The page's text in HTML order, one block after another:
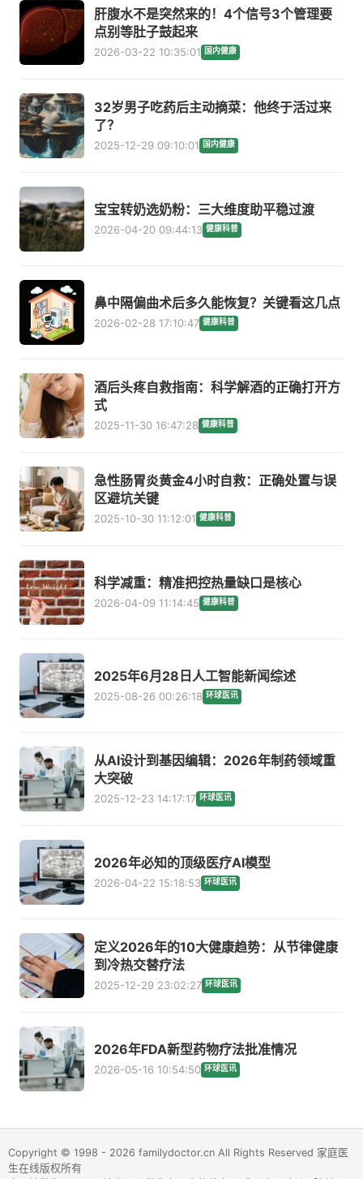
肝腹水不是突然来的！4个信号3个管理要
点别等肚子鼓起来
2026-03-22 10:35:01 国内健康
32岁男子吃药后主动摘菜：他终于活过来
了？
2025-12-29 09:10:01 国内健康
宝宝转奶选奶粉：三大维度助平稳过渡
2026-04-20 09:44:13 健康科普
鼻中隔偏曲术后多久能恢复？关键看这几点
2026-02-28 17:10:47 健康科普
酒后头疼自救指南：科学解酒的正确打开方
式
2025-11-30 16:47:28 健康科普
急性肠胃炎黄金4小时自救：正确处置与误
区避坑关键
2025-10-30 11:12:01 健康科普
科学减重：精准把控热量缺口是核心
2026-04-09 11:14:45 健康科普
2025年6月28日人工智能新闻综述
2025-08-26 00:26:18 环球医讯
从AI设计到基因编辑：2026年制药领域重
大突破
2025-12-23 14:17:17 环球医讯
2026年必知的顶级医疗AI模型
2026-04-22 15:18:53 环球医讯
定义2026年的10大健康趋势：从节律健康
到冷热交替疗法
2025-12-29 23:02:27 环球医讯
2026年FDA新型药物疗法批准情况
2026-05-16 10:54:50 环球医讯
Copyright © 1998 - 2026 familydoctor.cn All Rights Reserved 家庭医
生在线版权所有